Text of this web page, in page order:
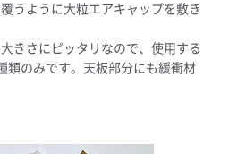
うように大粒エアキャップを敷き
きさにピッタリなので、使用する
類のみです。天板部分にも緩衝材